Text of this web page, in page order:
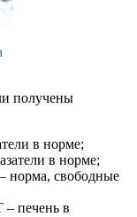
получены
в норме;
в норме;
норма, свободные
печень в